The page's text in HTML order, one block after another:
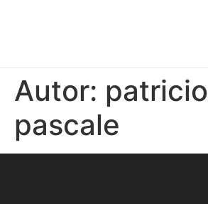
Autor: patricio
pascale